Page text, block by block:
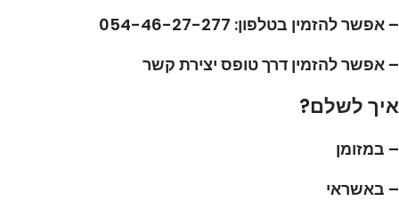
– אפשר להזמין בטלפון: 054-46-27-277
– אפשר להזמין דרך טופס יצירת קשר
איך לשלם?
– במזומן
– באשראי